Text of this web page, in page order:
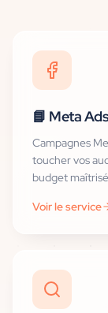
📘 Meta
Campagnes
toucher vos
budget
Voir le service